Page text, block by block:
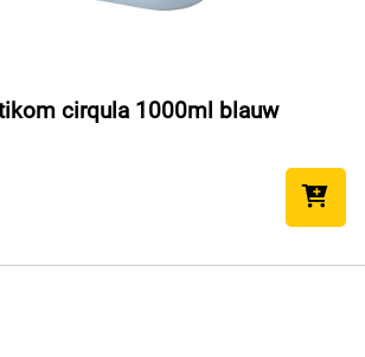
cirqula 1000ml blauw